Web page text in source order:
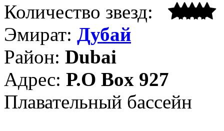
Количество звезд:
Эмират: Дубай
Район: Dubai
Адрес: P.O Box 927
Плавательный бассейн